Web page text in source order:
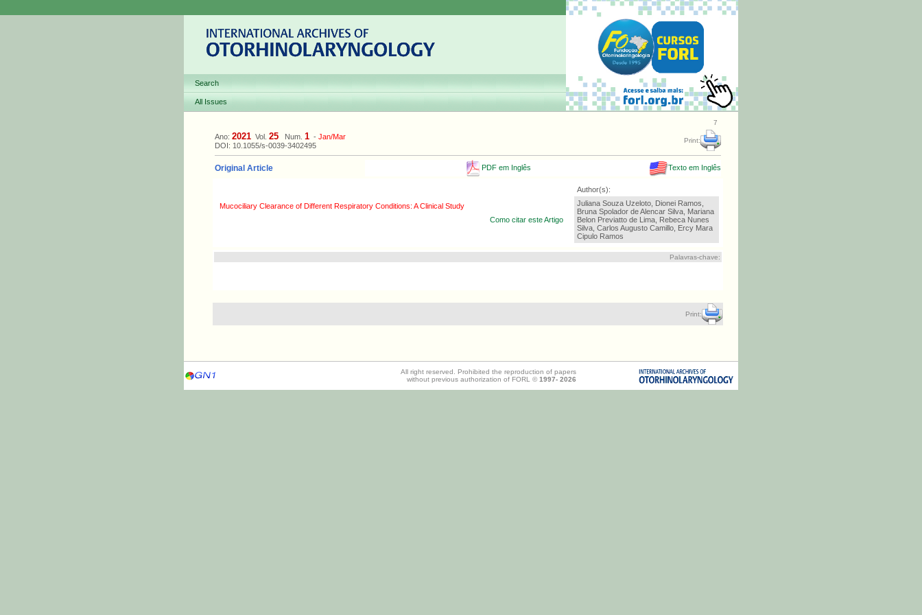
Search
All Issues
7
Ano: 2021 Vol. 25 Num. 1 - Jan/Mar
DOI: 10.1055/s-0039-3402495
Print:
Original Article PDF em Inglês Texto em Inglês
Mucociliary Clearance of Different Respiratory Conditions: A Clinical Study
Como citar este Artigo
Author(s):
Juliana Souza Uzeloto, Dionei Ramos,
Bruna Spolador de Alencar Silva, Mariana
Belon Previatto de Lima, Rebeca Nunes
Silva, Carlos Augusto Camillo, Ercy Mara
Cipulo Ramos
Palavras-chave:
Print:
All right reserved. Prohibited the reproduction of papers
without previous authorization of FORL © 1997- 2026